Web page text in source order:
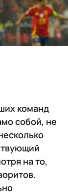
команд
собой, не
на то,